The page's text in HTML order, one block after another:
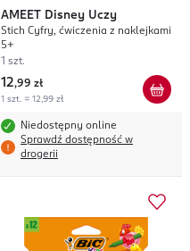
AMEET Disney Uczy
Stich Cyfry, ćwiczenia z naklejkami
5+
1 szt.
12,99 zł
1 szt. = 12,99 zł
Niedostępny online
Sprawdź dostępność w
drogerii